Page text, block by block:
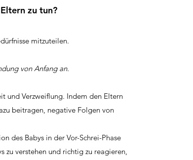
zu tun?
mitzuteilen.
von Anfang an.
und Verzweiflung. Indem den Eltern
beitragen, negative Folgen von
des Babys in der Vor-Schrei-Phase
zu verstehen und richtig zu reagieren,